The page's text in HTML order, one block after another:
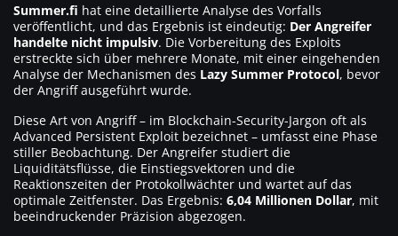
Summer.fi hat eine detaillierte Analyse des Vorfalls
veröffentlicht, und das Ergebnis ist eindeutig: Der Angreifer
handelte nicht impulsiv. Die Vorbereitung des Exploits
erstreckte sich über mehrere Monate, mit einer eingehenden
Analyse der Mechanismen des Lazy Summer Protocol, bevor
der Angriff ausgeführt wurde.
Diese Art von Angriff – im Blockchain-Security-Jargon oft als
Advanced Persistent Exploit bezeichnet – umfasst eine Phase
stiller Beobachtung. Der Angreifer studiert die
Liquiditätsflüsse, die Einstiegsvektoren und die
Reaktionszeiten der Protokollwächter und wartet auf das
optimale Zeitfenster. Das Ergebnis: 6,04 Millionen Dollar, mit
beeindruckender Präzision abgezogen.